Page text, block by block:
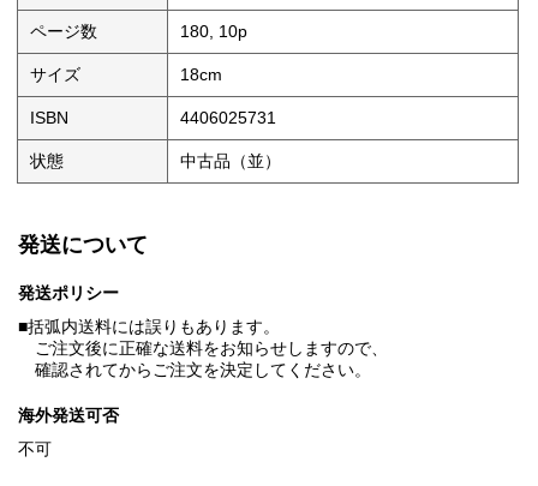
ページ数 180, 10p
サイズ 18cm
ISBN 4406025731
状態 中古品（並）
発送について
発送ポリシー
■括弧内送料には誤りもあります。
ご注文後に正確な送料をお知らせしますので、
確認されてからご注文を決定してください。
海外発送可否
不可